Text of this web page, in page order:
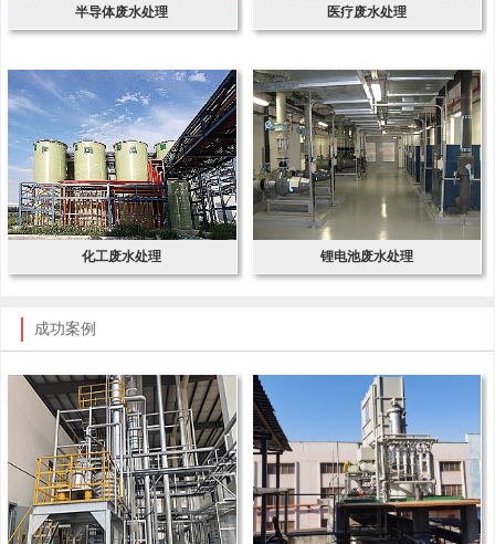
半导体废水处理 医疗废水处理
化工废水处理 锂电池废水处理
成功案例